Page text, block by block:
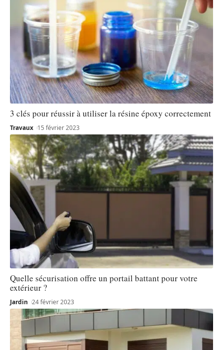
3 clés pour réussir à utiliser la résine époxy correctement
Travaux 15 février 2023
Quelle sécurisation offre un portail battant pour votre
extérieur ?
Jardin 24 février 2023